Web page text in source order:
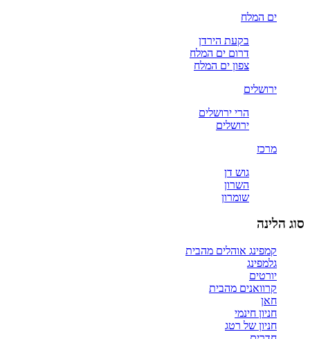
ים המלח
בקעת הירדן
דרום ים המלח
צפון ים המלח
ירושלים
הרי ירושלים
ירושלים
מרכז
גוש דן
השרון
שומרון
סוג הלינה
קמפינג אוהלים מהבית
גלמפינג
יורטים
קרוואנים מהבית
חאן
חניון חינמי
חניון של רטג